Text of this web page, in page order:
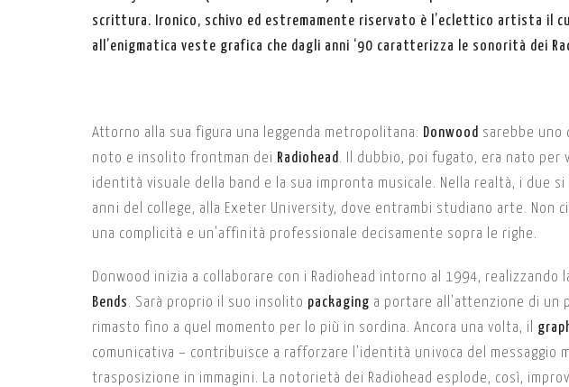
scrittura. Ironico, schivo ed estremamente riservato è l’eclettico artista il
all’enigmatica veste grafica che dagli anni ‘90 caratterizza le sonorità dei
Attorno alla sua figura una leggenda metropolitana: Donwood sarebbe uno
noto e insolito frontman dei Radiohead. Il dubbio, poi fugato, era nato
identità visuale della band e la sua impronta musicale. Nella realtà, i due
anni del college, alla Exeter University, dove entrambi studiano arte. Non
una complicità e un’affinità professionale decisamente sopra le righe.
Donwood inizia a collaborare con i Radiohead intorno al 1994, realizzando
Bends. Sarà proprio il suo insolito packaging a portare all’attenzione di un
rimasto fino a quel momento per lo più in sordina. Ancora una volta, il
comunicativa – contribuisce a rafforzare l’identità univoca del messaggio
trasposizione in immagini. La notorietà dei Radiohead esplode, così,